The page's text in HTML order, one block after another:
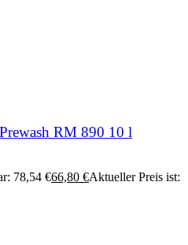
RM 890 10 l
78,54 €66,80 €Aktueller Preis ist: